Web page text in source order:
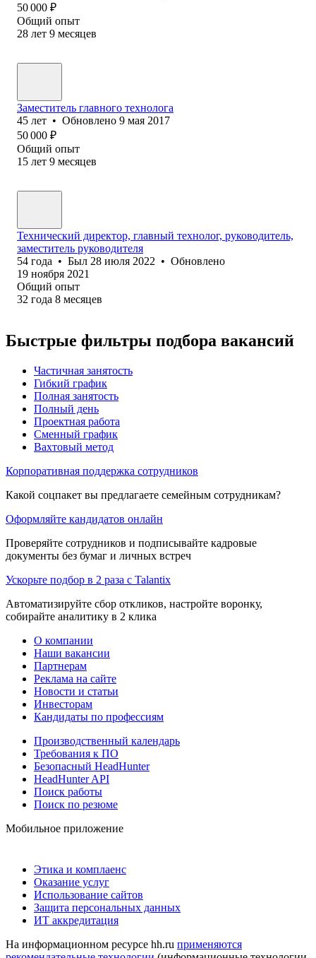
50 000 ₽
Общий опыт
28 лет 9 месяцев
Заместитель главного технолога
45 лет • Обновлено 9 мая 2017
50 000 ₽
Общий опыт
15 лет 9 месяцев
Технический директор, главный технолог, руководитель,
заместитель руководителя
54 года • Был 28 июля 2022 • Обновлено
19 ноября 2021
Общий опыт
32 года 8 месяцев
Быстрые фильтры подбора вакансий
Частичная занятость
Гибкий график
Полная занятость
Полный день
Проектная работа
Сменный график
Вахтовый метод
Корпоративная поддержка сотрудников
Какой соцпакет вы предлагаете семейным сотрудникам?
Оформляйте кандидатов онлайн
Проверяйте сотрудников и подписывайте кадровые
документы без бумаг и личных встреч
Ускорьте подбор в 2 раза с Talantix
Автоматизируйте сбор откликов, настройте воронку,
собирайте аналитику в 2 клика
О компании
Наши вакансии
Партнерам
Реклама на сайте
Новости и статьи
Инвесторам
Кандидаты по профессиям
Производственный календарь
Требования к ПО
Безопасный HeadHunter
HeadHunter API
Поиск работы
Поиск по резюме
Мобильное приложение
Этика и комплаенс
Оказание услуг
Использование сайтов
Защита персональных данных
ИТ аккредитация
На информационном ресурсе hh.ru применяются